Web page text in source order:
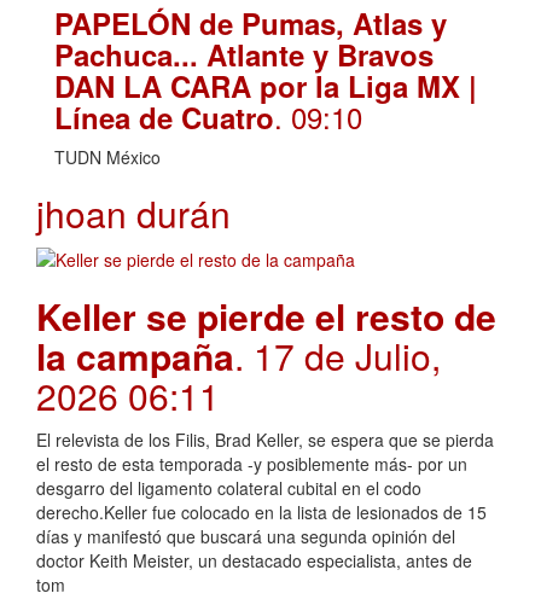
PAPELÓN de Pumas, Atlas y
Pachuca... Atlante y Bravos
DAN LA CARA por la Liga MX |
Línea de Cuatro. 09:10
TUDN México
jhoan durán
Keller se pierde el resto de
la campaña. 17 de Julio,
2026 06:11
El relevista de los Filis, Brad Keller, se espera que se pierda
el resto de esta temporada -y posiblemente más- por un
desgarro del ligamento colateral cubital en el codo
derecho.Keller fue colocado en la lista de lesionados de 15
días y manifestó que buscará una segunda opinión del
doctor Keith Meister, un destacado especialista, antes de
tom